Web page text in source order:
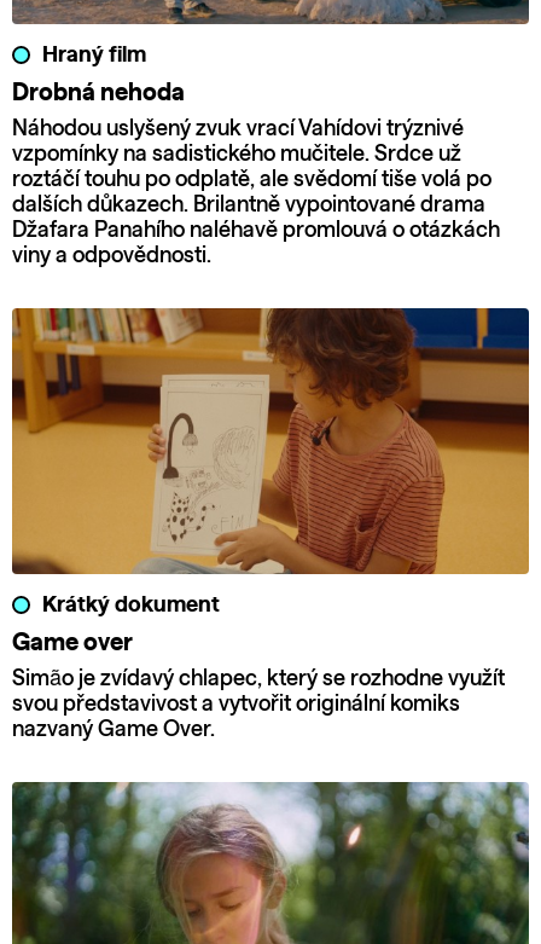
Hraný film
Drobná nehoda
Náhodou uslyšený zvuk vrací Vahídovi trýznivé
vzpomínky na sadistického mučitele. Srdce už
roztáčí touhu po odplatě, ale svědomí tiše volá po
dalších důkazech. Brilantně vypointované drama
Džafara Panahího naléhavě promlouvá o otázkách
viny a odpovědnosti.
Krátký dokument
Game over
Simão je zvídavý chlapec, který se rozhodne využít
svou představivost a vytvořit originální komiks
nazvaný Game Over.